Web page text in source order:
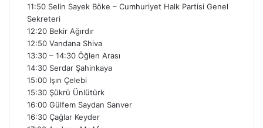
11:50 Selin Sayek Böke – Cumhuriyet Halk Partisi Genel
Sekreteri
12:20 Bekir Ağırdır
12:50 Vandana Shiva
13:30 – 14:30 Öğlen Arası
14:30 Serdar Şahinkaya
15:00 Işın Çelebi
15:30 Şükrü Ünlütürk
16:00 Gülfem Saydan Sanver
16:30 Çağlar Keyder